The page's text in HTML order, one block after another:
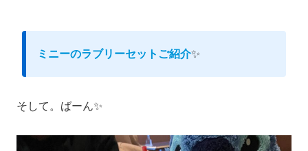
ミニーのラブリーセットご紹介✨
そして。ばーん✨